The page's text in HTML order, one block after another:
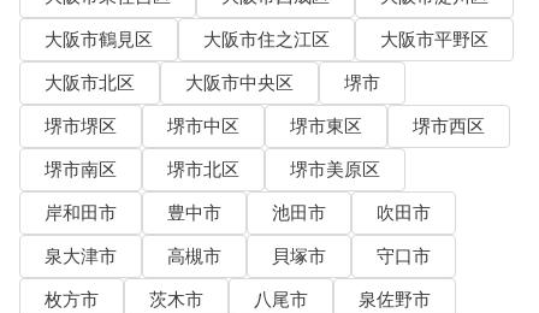
大阪市鶴見区
大阪市住之江区
大阪市平野区
大阪市北区
大阪市中央区
堺市
堺市堺区
堺市中区 堺市東区
堺市西区
堺市南区
堺市北区
堺市美原区
岸和田市
豊中市 池田市
吹田市
泉大津市
高槻市 貝塚市
守口市
枚方市
茨木市 八尾市
泉佐野市